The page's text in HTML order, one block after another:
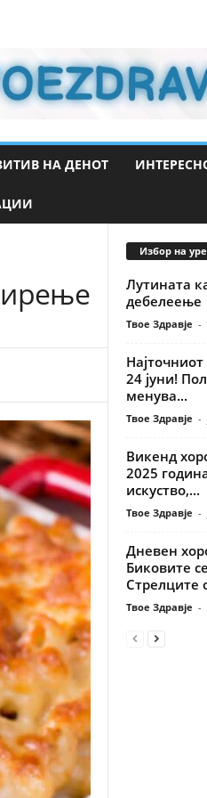
НА ДЕНОТ
Избор на
Лутината
дебелеење
Твое Здравје -
24 јуни!
менува...
Твое Здравје -
Викенд
2025
искуство,...
Твое Здравје -
Дневен
Биковите
Стрелците
Твое Здравје -